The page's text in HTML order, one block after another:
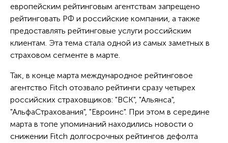
европейским рейтинговым агентствам запрещено
рейтинговать РФ и российские компании, а также
предоставлять рейтинговые услуги российским
клиентам. Эта тема стала одной из самых заметных в
страховом сегменте в марте.
Так, в конце марта международное рейтинговое
агентство Fitch отозвало рейтинги сразу четырех
российских страховщиков: "ВСК", "Альянса",
"АльфаСтрахования", "Евроинс". При этом в середине
марта в топе упоминаний находились новости о
снижении Fitch долгосрочных рейтингов дефолта